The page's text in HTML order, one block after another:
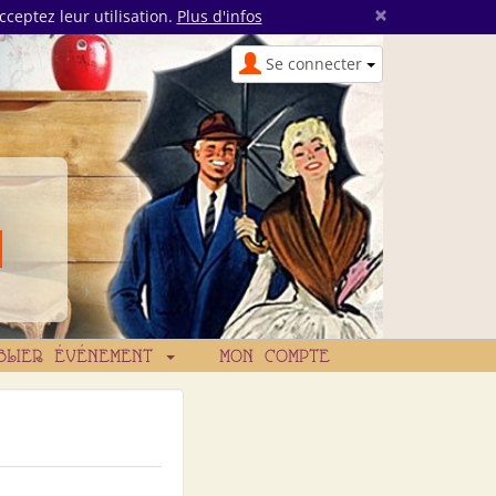
leur utilisation. Plus d'infos ×
Se connecter
ÉVÉNEMENT MON COMPTE